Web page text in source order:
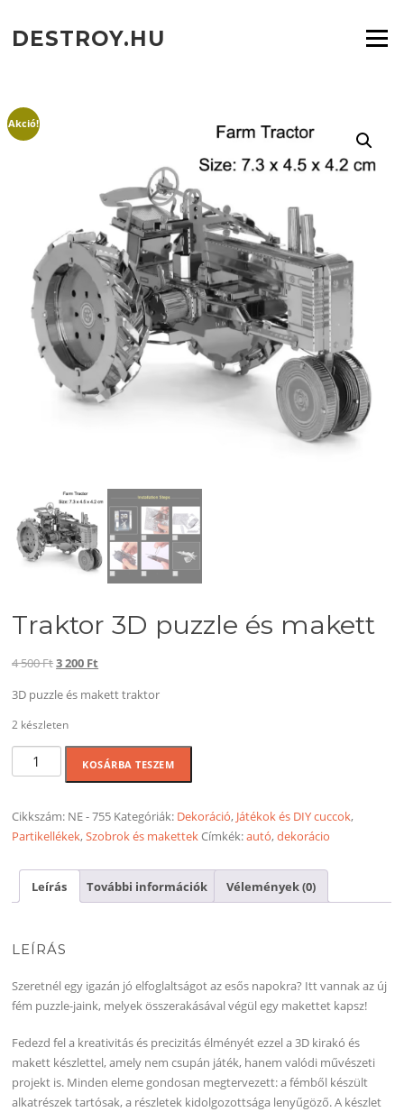
tartalomra
DESTROY.HU Menü
Akció!
Traktor 3D puzzle és makett
4 500FtOriginal
was:
4
3 200 Ft
is:
3D puzzle és makett traktor
2 készleten
Traktor
3D
és
makett
KOSÁRBA TESZEM
Cikkszám: NE - 755 Kategóriák: Dekoráció, Játékok és DIY cuccok,
Partikellékek,Szobrok és makettekCímkék:autó,dekorácio
Leírás További információk Vélemények (0)
LEÍRÁS
Szeretnél egy igazán jó elfoglaltságot az esős napokra? Itt vannak az új
fém puzzle-jaink, melyek összerakásával végül egy makettet kapsz!
Fedezd fel a kreativitás és precizitás élményét ezzel a 3D kirakó és
makett készlettel, amely nem csupán játék, hanem valódi művészeti
projekt is. Minden eleme gondosan megtervezett: a fémből készült
alkatrészek tartósak, a részletek kidolgozottsága lenyűgöző. A készlet